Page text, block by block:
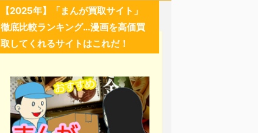
ング）」
【2025年】「まんが買取サイト」
徹底比較ランキング…漫画を高価買
取してくれるサイトはこれだ！